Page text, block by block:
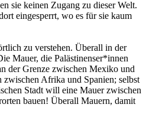
sie keinen Zugang zu dieser Welt.
eingesperrt, wo es für sie kaum
zu verstehen. Überall in der
Mauer, die Palästinenser*innen
der Grenze zwischen Mexiko und
Afrika und Spanien; selbst
Stadt will eine Mauer zwischen
bauen! Überall Mauern, damit